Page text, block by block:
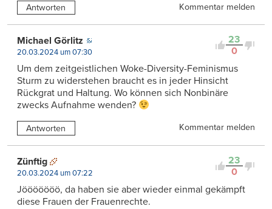
Antworten Kommentar melden
23
0
Michael Görlitz
20.03.2024 um 07:30
Um dem zeitgeistlichen Woke-Diversity-Feminismus
Sturm zu widerstehen braucht es in jeder Hinsicht
Rückgrat und Haltung. Wo können sich Nonbinäre
zwecks Aufnahme wenden?
Antworten Kommentar melden
23
0
Zünftig
20.03.2024 um 07:22
Jööööööö, da haben sie aber wieder einmal gekämpft
diese Frauen der Frauenrechte.